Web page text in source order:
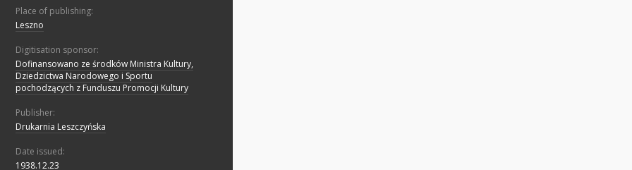
Place of publishing:
Leszno
Digitisation sponsor:
Dofinansowano ze środków Ministra Kultury,
Dziedzictwa Narodowego i Sportu
pochodzących z Funduszu Promocji Kultury
Publisher:
Drukarnia Leszczyńska
Date issued:
1938.12.23